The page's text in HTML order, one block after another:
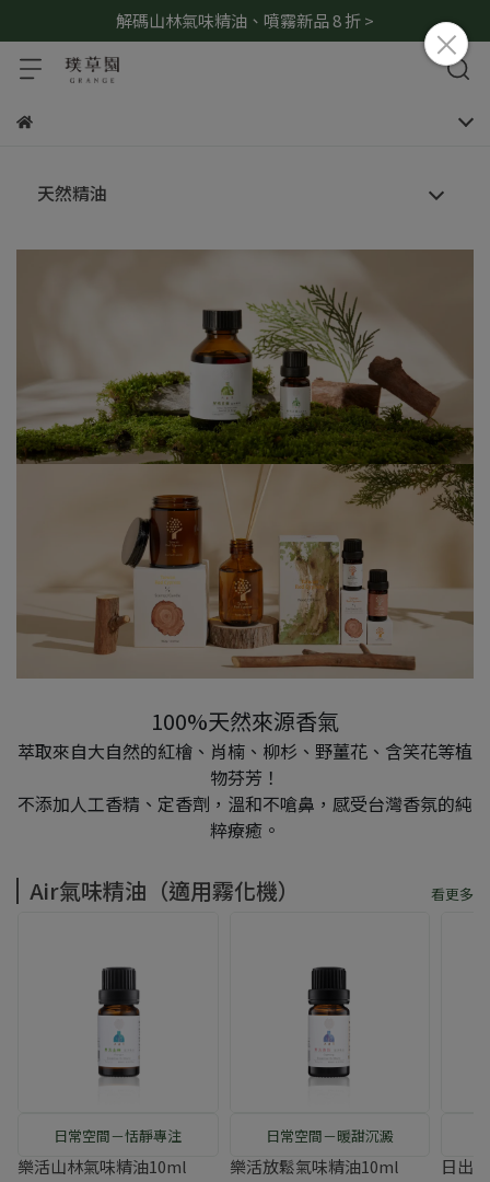
解碼山林氣味精油、噴霧新品 8 折 >
天然精油
100%天然來源香氣
萃取來自大自然的紅檜、肖楠、柳杉、野薑花、含笑花等植
物芬芳！
不添加人工香精、定香劑，溫和不嗆鼻，感受台灣香氛的純
粹療癒。
Air氣味精油（適用霧化機） 看更多
日常空間－恬靜專注
樂活山林氣味精油10ml
日常空間－暖甜沉澱
樂活放鬆氣味精油10ml
日出